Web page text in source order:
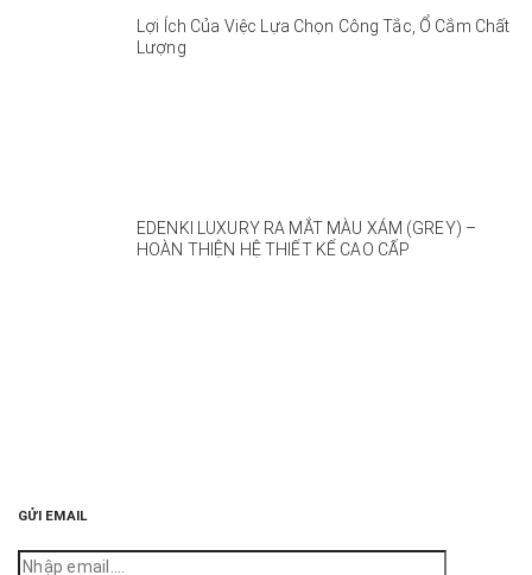
Lợi Ích Của Việc Lựa Chọn Công Tắc, Ổ Cắm Chất
Lượng
EDENKI LUXURY RA MẮT MÀU XÁM (GREY) –
HOÀN THIỆN HỆ THIẾT KẾ CAO CẤP
GỬI EMAIL